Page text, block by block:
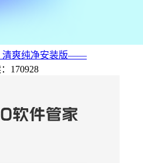
清爽纯净安装版——
170928